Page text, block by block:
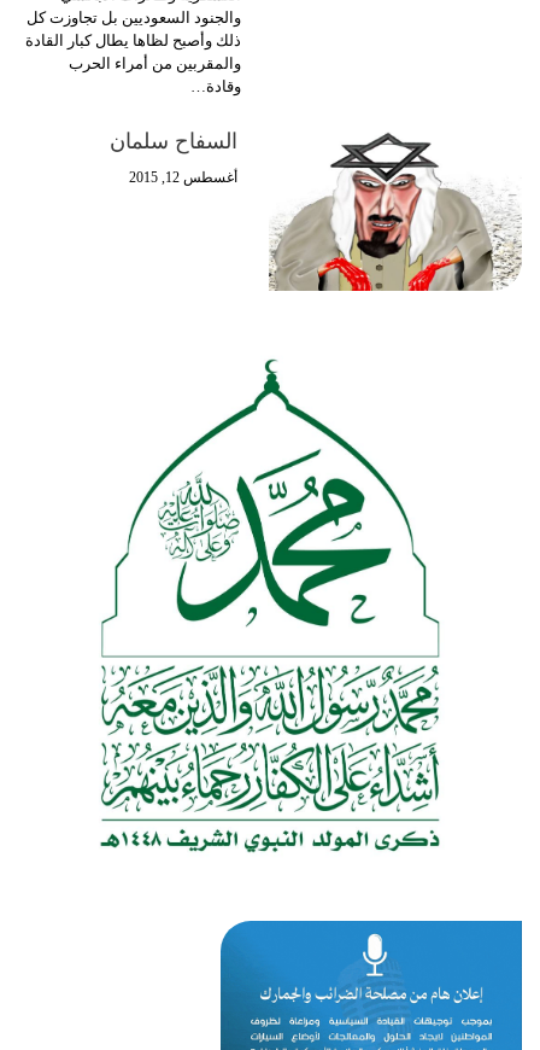
والجنود السعوديين بل تجاوزت كل
ذلك وأصبح لظاها يطال كبار القادة
والمقربين من أمراء الحرب
وقادة…
السفاح سلمان
أغسطس 12, 2015